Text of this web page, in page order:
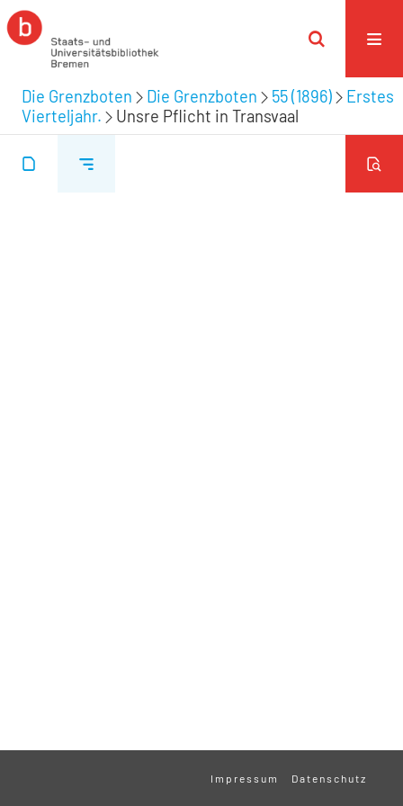
Die Grenzboten Die Grenzboten 55 (1896)
Erstes
Vierteljahr.
Unsre Pflicht in Transvaal
Impressum Datenschutz